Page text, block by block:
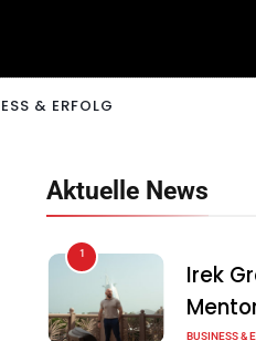
& ERFOLG
Aktuelle News
1
Irek
BUSINESS &